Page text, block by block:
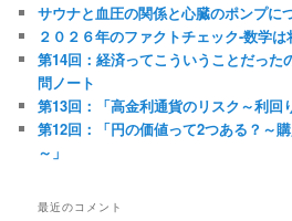
サウナと血圧の関係と心臓のポンプに
２０２６年のファクトチェック-数学
第14回：経済ってこういうことだっ
問ノート
第13回：「高金利通貨のリスク～利回
第12回：「円の価値って2つある？～
～」
最近のコメント